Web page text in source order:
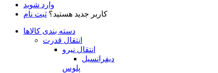
وارد شوید
کاربر جدید هستید؟ ثبت نام
دسته بندی کالاها
انتقال قدرت
انتقال نیرو
دیفرانسیل
پلوس